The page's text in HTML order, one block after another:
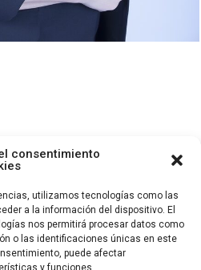
consentimiento
utilizamos tecnologías como las
a la información del dispositivo. El
nos permitirá procesar datos como
o las identificaciones únicas en este
puede afectar
y funciones.
Todos los derechos reservados.